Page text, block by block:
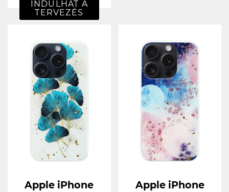
INDULHAT A
TERVEZÉS
Apple iPhone
Apple iPhone